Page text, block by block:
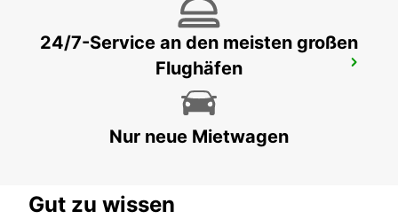
24/7-Service an den meisten großen
Flughäfen
Nur neue Mietwagen
Gut zu wissen